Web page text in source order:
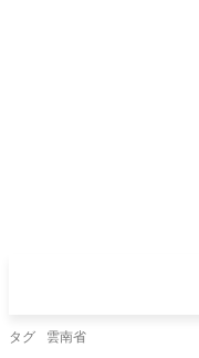
タグ 雲南省